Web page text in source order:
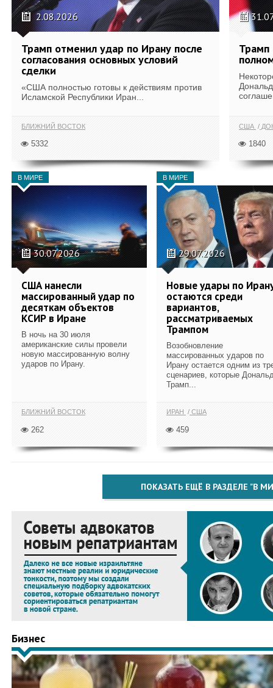
2.08.2026
Трамп отменил удар по Ирану после
согласования основных условий
сделки
«США полностью готовы к действиям против
Исламской Республики Иран...
БЛИЖНИЙ ВОСТОК
5332
Трамп
США
1840
В МИРЕ
30.07.2026
США нанесли
массированный удар по
десяткам объектов
КСИР в Иране
В ночь на 30 июля
американские силы провели
новую массированную волну
ударов по Ирану.
БЛИЖНИЙ ВОСТОК
262
В МИРЕ
29.07.2026
Новые удары по
остаются среди
вариантов,
рассматриваемых
Трампом
Возобновление
массированных ударов по
Ирану остается одним из
сценариев, которые
Трамп...
ИРАН США
459
ПОКАЗАТЬ ЕЩЁ В РАЗДЕЛЕ "В
Бизнес